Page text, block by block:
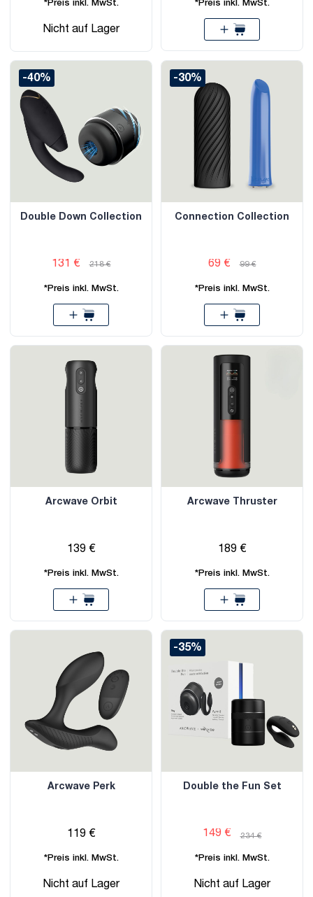
*Preis inkl. MwSt.
Nicht auf Lager
*Preis inkl. MwSt.
-40%
Double Down Collection
131 € 218 €
*Preis inkl. MwSt.
-30%
Connection Collection
69 € 99 €
*Preis inkl. MwSt.
Arcwave Orbit
139 €
*Preis inkl. MwSt.
Arcwave Thruster
189 €
*Preis inkl. MwSt.
Arcwave Perk
119 €
*Preis inkl. MwSt.
Nicht auf Lager
-35%
Double the Fun Set
149 € 234 €
*Preis inkl. MwSt.
Nicht auf Lager